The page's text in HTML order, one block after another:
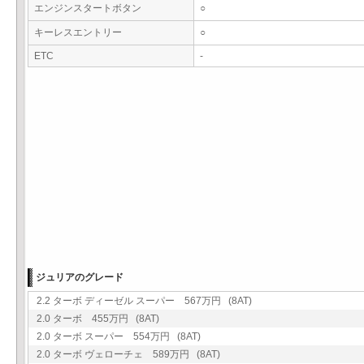
エンジンスタートボタン ○
キーレスエントリー ○
ETC -
ジュリアのグレード
2.2 ターボ ディーゼル スーパー 567万円 (8AT)
2.0 ターボ 455万円 (8AT)
2.0 ターボ スーパー 554万円 (8AT)
2.0 ターボ ヴェローチェ 589万円 (8AT)